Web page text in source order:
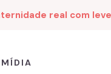
real com